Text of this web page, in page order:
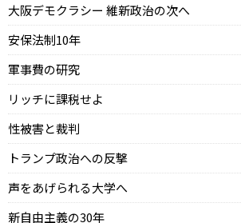
大阪デモクラシー 維新政治の次へ
安保法制10年
軍事費の研究
リッチに課税せよ
性被害と裁判
トランプ政治への反撃
声をあげられる大学へ
新自由主義の30年